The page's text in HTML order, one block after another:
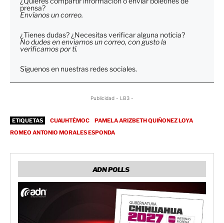
prensa?
Envíanos un correo.
¿Tienes dudas? ¿Necesitas verificar alguna noticia?
No dudes en enviarnos un correo, con gusto la
verificamos por tí.
Síguenos en nuestras redes sociales.
Publicidad - LB3 -
ETIQUETAS CUAUHTÉMOC
PAMELA ARIZBETH QUIÑONEZ LOYA
ROMEO ANTONIO MORALES ESPONDA
ADN POLLS